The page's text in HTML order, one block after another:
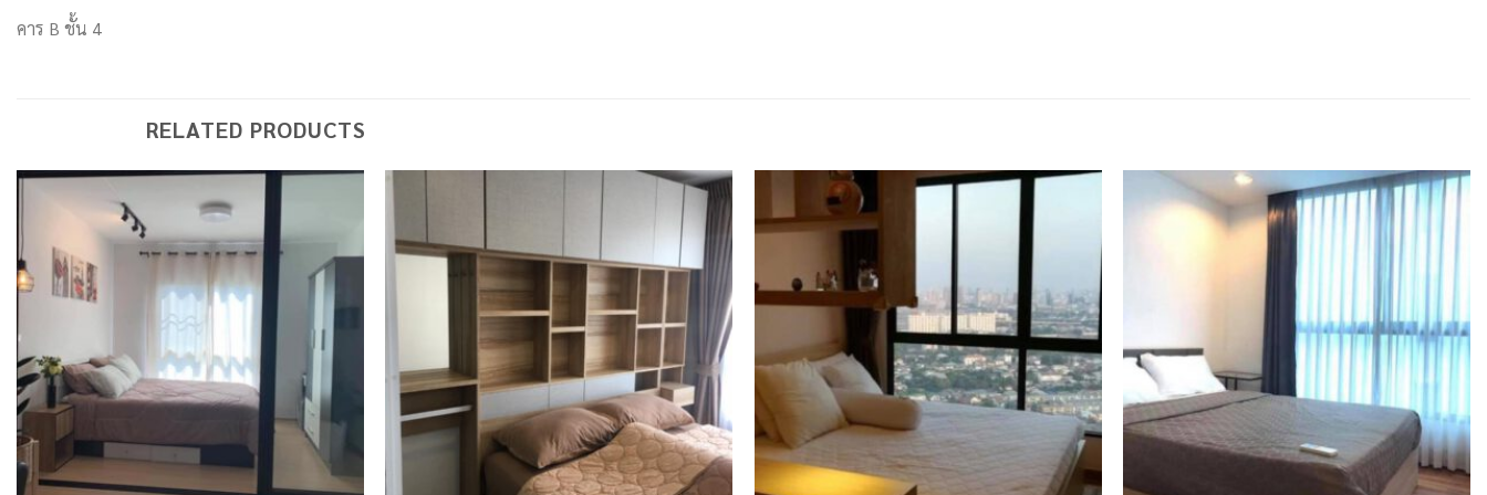
คาร B ชั้น 4
RELATED PRODUCTS